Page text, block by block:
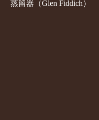
蒸留器（Glen Fiddich）